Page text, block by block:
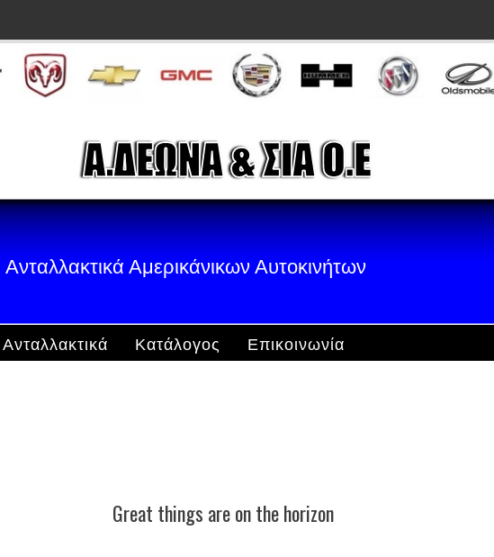
Ανταλλακτικά Αμερικάνικων Αυτοκινήτων
Ανταλλακτικά Κατάλογος Επικοινωνία
Great things are on the horizon